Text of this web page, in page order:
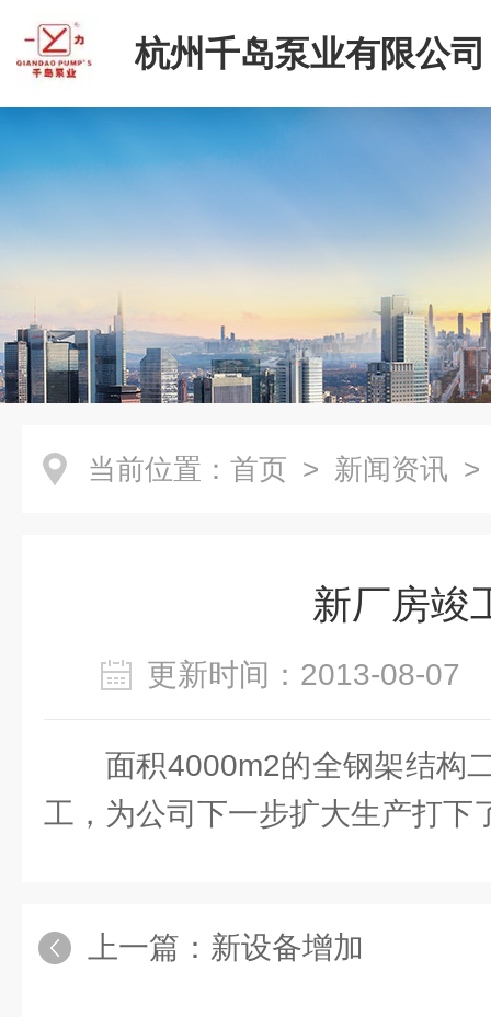
杭州千岛泵业有限公司
当前位置： 首页 > 新闻资讯 >
新厂房竣
更新时间：2013-08-
面积4000m2的全钢架结构
工，为公司下一步扩大生产打下
上一篇： 新设备增加